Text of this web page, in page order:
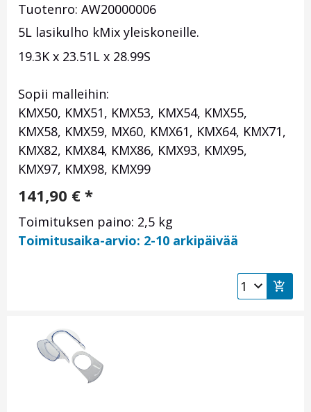
Tuotenro: AW20000006
5L lasikulho kMix yleiskoneille.
19.3K x 23.51L x 28.99S
Sopii malleihin:
KMX50, KMX51, KMX53, KMX54, KMX55,
KMX58, KMX59, MX60, KMX61, KMX64, KMX71,
KMX82, KMX84, KMX86, KMX93, KMX95,
KMX97, KMX98, KMX99
141,90 € *
Toimituksen paino: 2,5 kg
Toimitusaika-arvio: 2-10 arkipäivää